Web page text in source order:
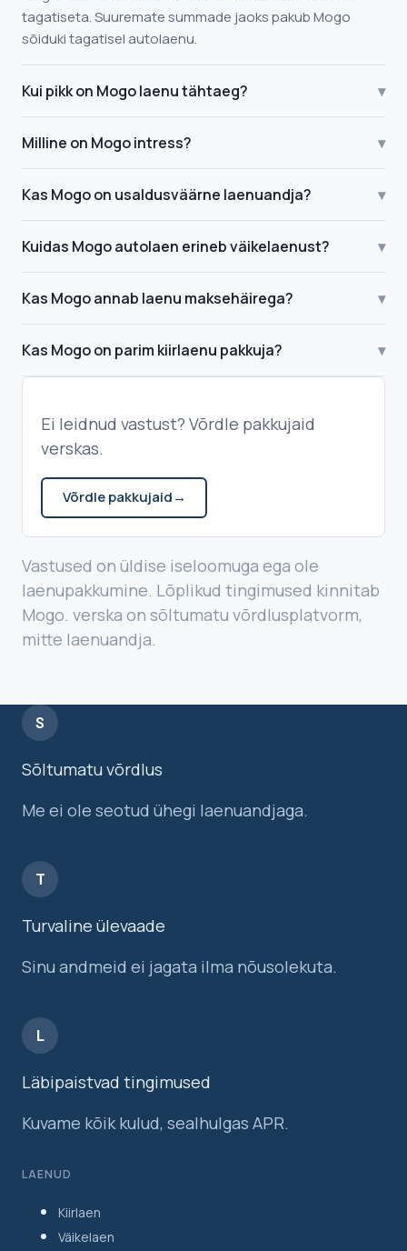
tagatiseta. Suuremate summade jaoks pakub Mogo
sõiduki tagatisel autolaenu.
Kui pikk on Mogo laenu tähtaeg? ▾
Milline on Mogo intress? ▾
Kas Mogo on usaldusväärne laenuandja? ▾
Kuidas Mogo autolaen erineb väikelaenust? ▾
Kas Mogo annab laenu maksehäirega? ▾
Kas Mogo on parim kiirlaenu pakkuja? ▾
Ei leidnud vastust? Võrdle pakkujaid
verskas.
Võrdle pakkujaid→
Vastused on üldise iseloomuga ega ole
laenupakkumine. Lõplikud tingimused kinnitab
Mogo. verska on sõltumatu võrdlusplatvorm,
mitte laenuandja.
S
Sõltumatu võrdlus
Me ei ole seotud ühegi laenuandjaga.
T
Turvaline ülevaade
Sinu andmeid ei jagata ilma nõusolekuta.
L
Läbipaistvad tingimused
Kuvame kõik kulud, sealhulgas APR.
LAENUD
Kiirlaen
Väikelaen